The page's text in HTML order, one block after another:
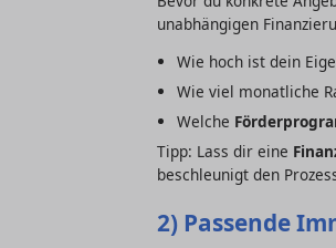
unabhängigen
Wie hoch ist dein
Wie viel monatliche
Welche
Tipp: Lass dir eine
beschleunigt den
2) Passende